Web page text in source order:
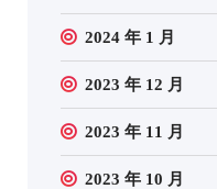
2024 年 1 月
2023 年 12 月
2023 年 11 月
2023 年 10 月